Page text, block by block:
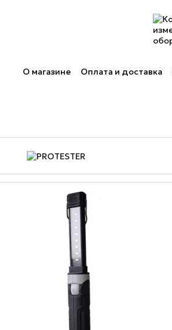
О магазине Оплата и доставка